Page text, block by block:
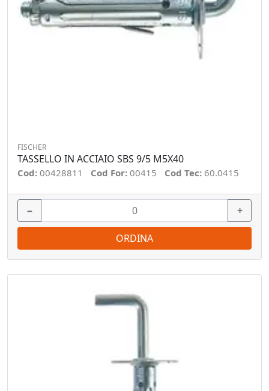
FISCHER
TASSELLO IN ACCIAIO SBS 9/5 M5X40
Cod: 00428811 Cod For: 00415 Cod Tec: 60.0415
− +
ORDINA